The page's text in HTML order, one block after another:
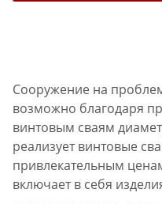
Сооружение на
возможно благодаря
винтовым сваям
реализует винтовые
привлекательным
включает в себя